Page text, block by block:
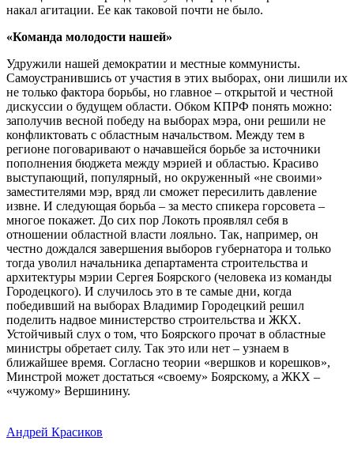
накал агитации. Ее как таковой почти не было.
«Команда молодости нашей»
Удружили нашей демократии и местные коммунисты.
Самоустранившись от участия в этих выборах, они лишили их
не только фактора борьбы, но главное – открытой и честной
дискуссии о будущем области. Обком КПРФ понять можно:
заполучив весной победу на выборах мэра, они решили не
конфликтовать с областным начальством. Между тем в
регионе поговаривают о начавшейся борьбе за источники
пополнения бюджета между мэрией и областью. Красиво
выступающий, популярный, но окруженный «не своими»
заместителями мэр, вряд ли сможет пересилить давление
извне. И следующая борьба – за место спикера горсовета –
многое покажет. До сих пор Локоть проявлял себя в
отношении областной власти лояльно. Так, например, он
честно дождался завершения выборов губернатора и только
тогда уволил начальника департамента строительства и
архитектуры мэрии Сергея Боярского (человека из команды
Городецкого). И случилось это в те самые дни, когда
победивший на выборах Владимир Городецкий решил
поделить надвое министерство строительства и ЖКХ.
Устойчивый слух о том, что Боярского прочат в областные
министры обретает силу. Так это или нет – узнаем в
ближайшее время. Согласно теории «вершков и корешков»,
Минстрой может достаться «своему» Боярскому, а ЖКХ –
«чужому» Вершинину.
Андрей Красиков